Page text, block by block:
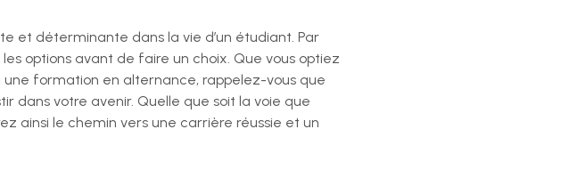
et déterminante dans la vie d’un étudiant. Par
options avant de faire un choix. Que vous optiez
formation en alternance, rappelez-vous que
dans votre avenir. Quelle que soit la voie que
ainsi le chemin vers une carrière réussie et un